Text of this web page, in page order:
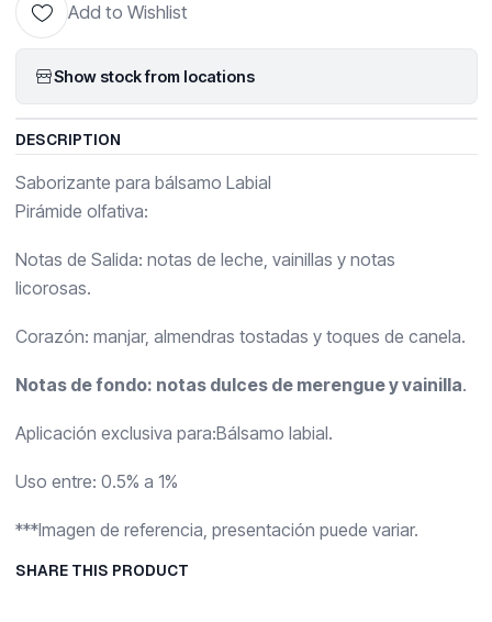
Add to Wishlist
Show stock from locations
DESCRIPTION
Saborizante para bálsamo Labial
Pirámide olfativa:
Notas de Salida: notas de leche, vainillas y notas
licorosas.
Corazón: manjar, almendras tostadas y toques de canela.
Notas de fondo: notas dulces de merengue y vainilla.
Aplicación exclusiva para:Bálsamo labial.
Uso entre: 0.5% a 1%
***Imagen de referencia, presentación puede variar.
SHARE THIS PRODUCT